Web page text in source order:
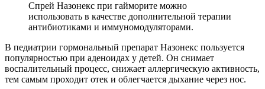
Спрей Назонекс при гайморите можно
использовать в качестве дополнительной терапии
антибиотиками и иммуномодуляторами.
В педиатрии гормональный препарат Назонекс пользуется
популярностью при аденоидах у детей. Он снимает
воспалительный процесс, снижает аллергическую активность,
тем самым проходит отек и облегчается дыхание через нос.